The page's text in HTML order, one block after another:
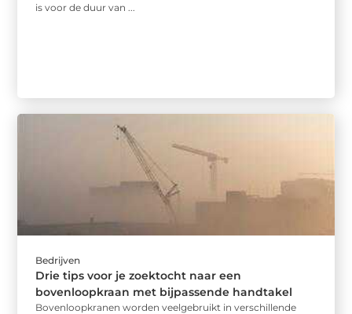
is voor de duur van ...
Bedrijven
Drie tips voor je zoektocht naar een
bovenloopkraan met bijpassende handtakel
Bovenloopkranen worden veelgebruikt in verschillende